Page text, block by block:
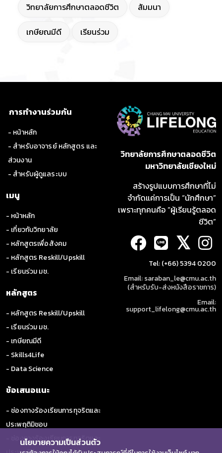
วิทยาลัยการศึกษาตลอดชีวิต สัมมนา
เกษียณมีดี เรียนร่วม
การทำงานร่วมกัน
- หน้าหลัก
- สำหรับอาจารย์ หลักสูตร และ
ส่วนงาน
- สำหรับผู้ดูแลระบบ
เมนู
- หน้าหลัก
- เกี่ยวกับวิทยาลัย
- หลักสูตรเพื่อสังคม
- หลักสูตร Reskill/Upskill
- เรียนร่วม มช.
หลักสูตร
- หลักสูตร Reskill/Upskill
- เรียนร่วม มช.
- เกษียณมีดี
- Skills4Life
- Data Science
ข้อเสนอแนะ
- ช่องทางร้องเรียนการทุจริตและ
ประพฤติมิชอบ
- ช่องทางร้องเรียนการทุจริตและ
วิทยาลัยการศึกษาตลอดชีวิต
มหาวิทยาลัยเชียงใหม่
สร้างรูปแบบการศึกษาที่ไม่
จำกัดแค่การเป็น “นักศึกษา”
เพราะทุกคนคือ “ผู้เรียนรู้ตลอด
ชีวิต”
𝕏
Tel: (+66) 5394 0200
Email: saraban_le@cmu.ac.th
(สำหรับรับ-ส่งหนังสือราชการ)
Email:
support_lifelong@cmu.ac.th
นโยบายความเป็นส่วนตัว